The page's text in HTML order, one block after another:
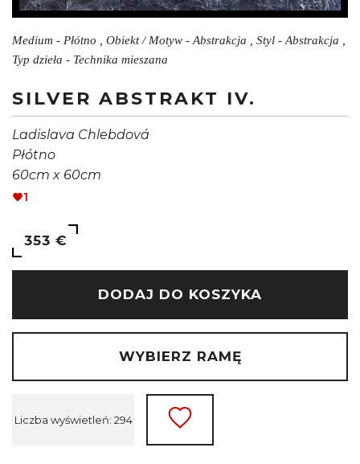
Medium - Płótno , Obiekt / Motyw - Abstrakcja , Styl - Abstrakcja ,
Typ dzieła - Technika mieszana
SILVER ABSTRAKT IV.
Ladislava Chlebdová
Płótno
60cm x 60cm
1
353 €
DODAJ DO KOSZYKA
WYBIERZ RAMĘ
Liczba wyświetleń: 294